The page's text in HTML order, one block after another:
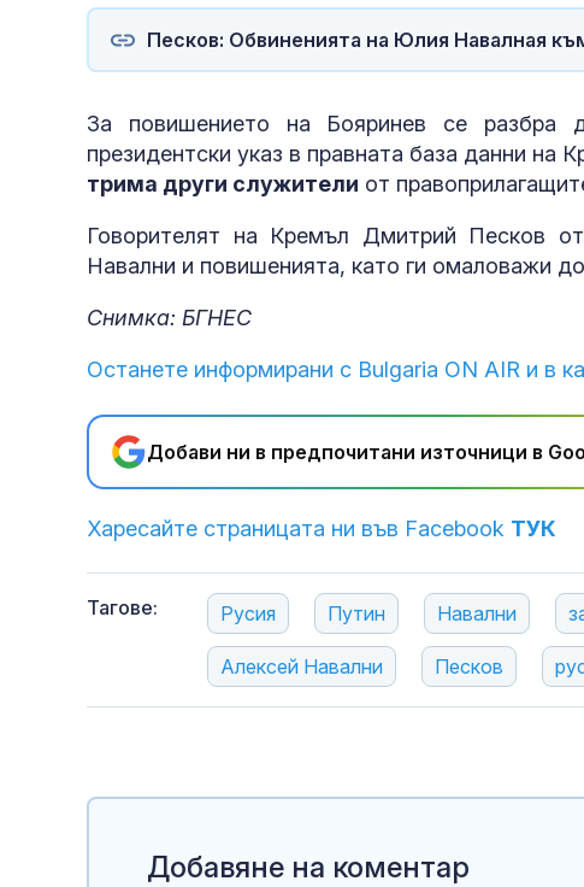
Песков: Обвиненията на Юлия Навалная
За повишението на Бояринев се разбра
президентски указ в правната база данни на
трима други служители от
Говорителят на Кремъл Дмитрий Песков
Навални и повишенията, като ги омаловажи
Снимка: БГНЕС
Останете информирани с Bulgaria ON AIR и в
Добави ни в предпочитани източници в
Харесайте страницата ни във Facebook ТУК
Тагове: Русия Путин Навални
Алексей Навални Песков
Добавяне на коментар